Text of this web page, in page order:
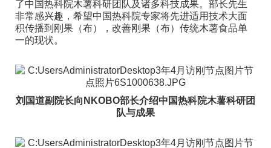
了中国热科院木薯科研团队及诸多科技成果。部长先生
非常感兴趣，希望中国热科院专家将先进适用技术大面
积传播到刚果（布），改善刚果（布）传统木薯食品单
一的现状。
刘国道副院长向NKOBO部长介绍中国热科院木薯科研团
队与成果